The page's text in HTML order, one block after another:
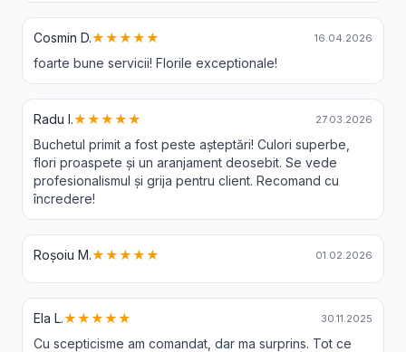
Cosmin D.★★★★★ 16.04.2026
foarte bune servicii! Florile exceptionale!
Radu I.★★★★★ 27.03.2026
Buchetul primit a fost peste așteptări! Culori superbe,
flori proaspete și un aranjament deosebit. Se vede
profesionalismul și grija pentru client. Recomand cu
încredere!
Roșoiu M.★★★★★ 01.02.2026
Ela L.★★★★★ 30.11.2025
Cu scepticisme am comandat, dar ma surprins. Tot ce